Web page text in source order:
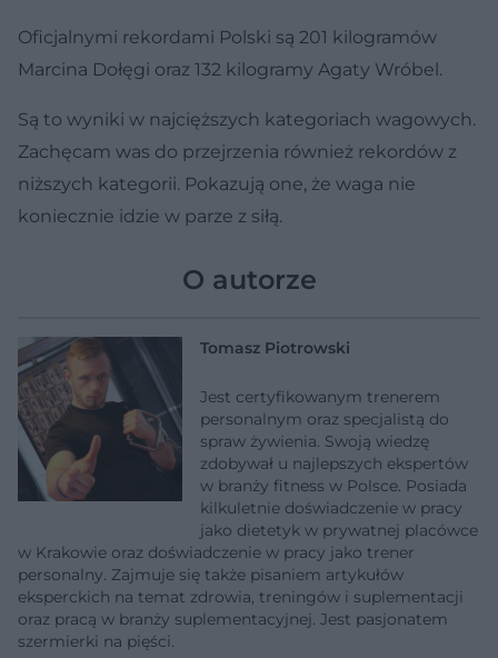
Oficjalnymi rekordami Polski są 201 kilogramów
Marcina Dołęgi oraz 132 kilogramy Agaty Wróbel.
Są to wyniki w najcięższych kategoriach wagowych.
Zachęcam was do przejrzenia również rekordów z
niższych kategorii. Pokazują one, że waga nie
koniecznie idzie w parze z siłą.
O autorze
Tomasz Piotrowski
Jest certyfikowanym trenerem
personalnym oraz specjalistą do
spraw żywienia. Swoją wiedzę
zdobywał u najlepszych ekspertów
w branży fitness w Polsce. Posiada
kilkuletnie doświadczenie w pracy
jako dietetyk w prywatnej placówce
w Krakowie oraz doświadczenie w pracy jako trener
personalny. Zajmuje się także pisaniem artykułów
eksperckich na temat zdrowia, treningów i suplementacji
oraz pracą w branży suplementacyjnej. Jest pasjonatem
szermierki na pięści.